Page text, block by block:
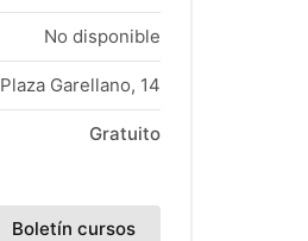
No disponible
Plaza Garellano, 14
Gratuito
Boletín cursos(abre en una